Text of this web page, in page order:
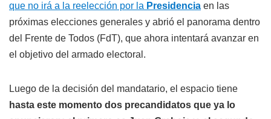
que no irá a la reelección por la Presidencia en las
próximas elecciones generales y abrió el panorama dentro
del Frente de Todos (FdT), que ahora intentará avanzar en
el objetivo del armado electoral.
Luego de la decisión del mandatario, el espacio tiene
hasta este momento dos precandidatos que ya lo